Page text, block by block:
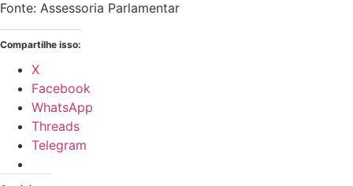
Fonte: Assessoria Parlamentar
Compartilhe isso:
X
Facebook
WhatsApp
Threads
Telegram